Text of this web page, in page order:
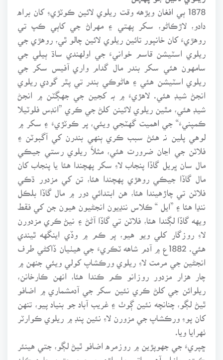
1878 ٻي افغان ويڙهه وقت ريلوي لائين ڪوٽڙيءِ کان براه
دادو، لاڙڪاڻو، سکر پهتي ۽ مهراڻ جي کاٻي ڪپ تي
روهڙيءَ کان خانپور تائين ريلوي لائين چالو ٿي، روهڙي جي
ريلوي اسٽيشن قاسم خوانيءَ جي اولهندي ساڌ ٻيلي جي
سامهون هئي سکر بندر مال گدام واري آفيس سکر جي
ريلوي اسٽيشن هئي ۽ هاڻوڪي بندر تي پٿر گودي ريلوي
انجڻ شيڊ هئي. لاهڙيءَ ۾ بہ کجين جي جهڳٽن ۾ انجڻ
شيڊ هئي، مٿين ريلوي لائينن کلڻ جي ڪري ”انڊس فلوٽيلا
ڪمپنيءَ“ جي اهميت گهٽجي ويئي، پر ڪوٽڙيءَ ۽ سکر ۾
لوهي پلين نہ هئڻ سبب ڪري ٻنهي بندرن کي آگبوٽن ۽
فلاٽن جي اڃان ضرورت هئي، مثلاً ريلوي رستي جيڪي
مال سان ڀريل گاڏا پنجاب لاءِ سکر پهچندا هئا يا پنجاب کان
مال گاڏا جيڪي روهڙي پهچندا هئا، تن کي مزدور ڌڪي
فلاٽن تي چاڙهيندا هئا، هن ابتدائي دور ۾ مال گاڏا بلڪل
ننڍا هئا ۽ ”ايل “ ڪلاس ننڍيون انجڻيون هيون جن کي فقط
ويهه گاڏا لڳندا هئا، فلاٽن تي گاڏا آڻڻ ۽ نيڻ ڪري مزدورن
لاءِ روزگار کلي ويو هيو، پر ڪم ۾ وڏي اينگهه ٿيندي
هئي. 1882ع ۾ آدم شاهه ٽڪريءَ جي هيٺيان ڏاکڻي طرف
انجڻين جي مرمت لاءِ ريلوي ورڪشاپ کولي ويئي جنهن ۾
چار هزار مزدور روزانو ڪم ڪندا هئا، انهن ڪارخانن،
ريلوائن جي کلڻ ڪري نئين سکر جي آدمشماري ۾ اضافو
ٿيڻ لڳو، چنانچه نئين ڳوٺ ۽ غريب آباد جو بنياد پيو، تنهن
کان پوءِ ورڪشاپ جي مزورن لاءِ نئين پنڊ ۾ ريلوي ڪوارٽر
ٺهرايا ويا.
ڇپريءَ جي جهوپڙين ۾ روزمره اضافو ٿيڻ لڳو، جتي هينئر
ڪپڙي بازار آهي، اتي مارواڙي موچين جتين جا دوڪان